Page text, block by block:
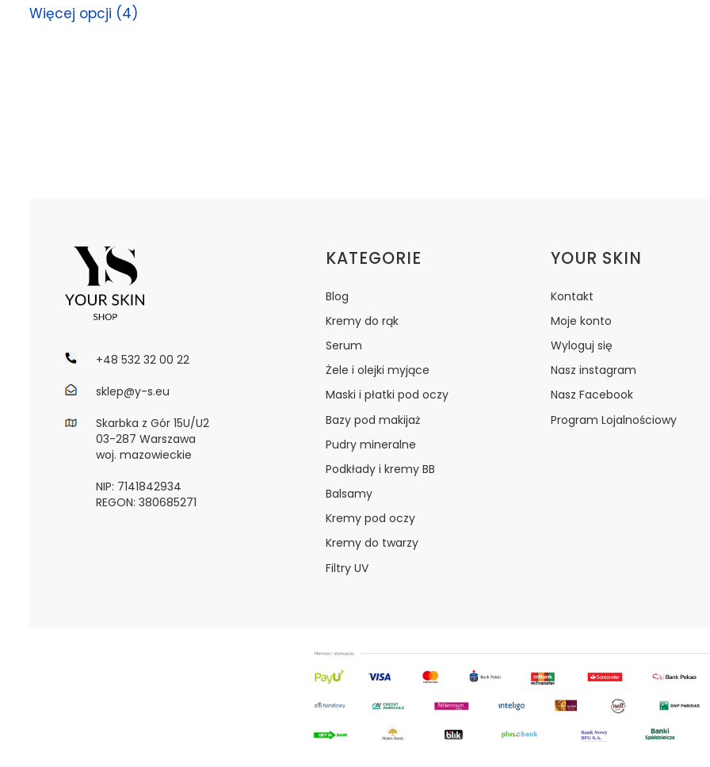
Więcej opcji (4)
+48 532 32 00 22
sklep@y-s.eu
Skarbka z Gór 15U/U2
03-287 Warszawa
woj. mazowieckie
NIP: 7141842934
REGON: 380685271
Linki w stopce
KATEGORIE
Blog
Kremy do rąk
Serum
Żele i olejki myjące
Maski i płatki pod oczy
Bazy pod makijaż
Pudry mineralne
Podkłady i kremy BB
Balsamy
Kremy pod oczy
Kremy do twarzy
Filtry UV
YOUR SKIN
Kontakt
Moje konto
Wyloguj się
Nasz instagram
Nasz Facebook
Program Lojalnościowy